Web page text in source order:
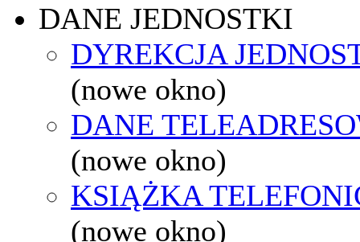
DANE JEDNOSTKI
DYREKCJA
(nowe okno)
DANE
(nowe okno)
KSIĄŻKA
(nowe okno)